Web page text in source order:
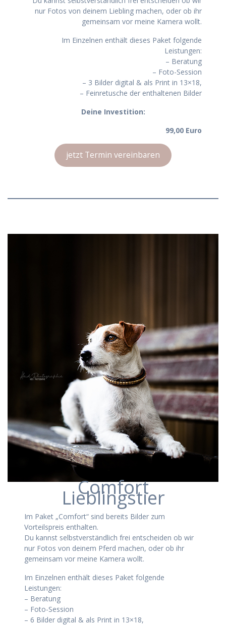
nur Fotos von deinem Liebling machen, oder ob ihr
gemeinsam vor meine Kamera wollt.
Im Einzelnen enthält dieses Paket folgende
Leistungen:
– Beratung
– Foto-Session
– 3 Bilder digital & als Print in 13×18,
– Feinretusche der enthaltenen Bilder
Deine Investition:
99,00 Euro
jetzt Termin vereinbaren
Comfort
Lieblingstier
Im Paket „Comfort“ sind bereits Bilder zum
Vorteilspreis enthalten.
Du kannst selbstverständlich frei entscheiden ob wir
nur Fotos von deinem Pferd machen, oder ob ihr
gemeinsam vor meine Kamera wollt.
Im Einzelnen enthält dieses Paket folgende
Leistungen:
– Beratung
– Foto-Session
– 6 Bilder digital & als Print in 13×18,